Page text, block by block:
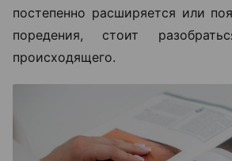
постепенно расширяется или
поредения, стоит
происходящего.